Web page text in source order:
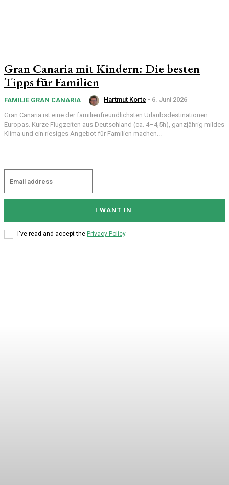
Gran Canaria mit Kindern: Die besten
Tipps für Familien
FAMILIE GRAN CANARIA Hartmut Korte - 6. Juni 2026
Gran Canaria ist eine der familienfreundlichsten Urlaubsdestinationen
Europas. Kurze Flugzeiten aus Deutschland (ca. 4–4,5h), ganzjährig mildes
Klima und ein riesiges Angebot für Familien machen...
I WANT IN
I've read and accept the Privacy Policy.